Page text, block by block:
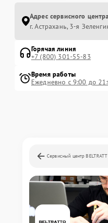
Адрес сервисного
г. Астрахань, 3-я
Горячая линия
+7 (800) 301-55-83
Время работы
Ежедневно с 9:00 до
Сервисный центр